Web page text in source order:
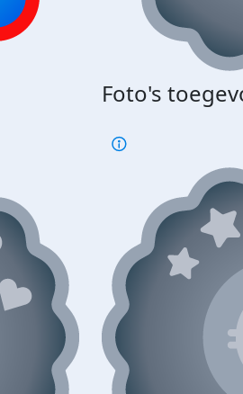
Foto's